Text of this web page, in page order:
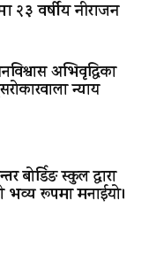
वर्षीय नीराजन
अभिवृद्धिका
न्याय
बोर्डिङ स्कुल द्धारा
रूपमा मनाईयो।